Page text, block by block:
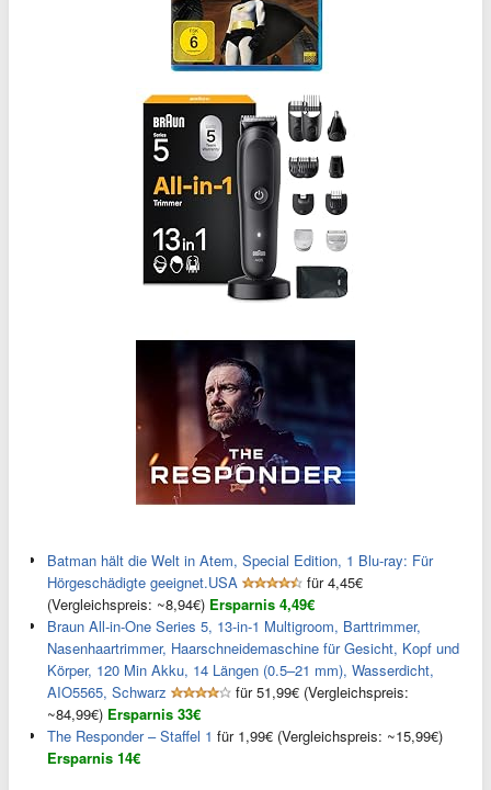
Batman hält die Welt in Atem, Special Edition, 1 Blu-ray: Für
Hörgeschädigte geeignet.USA
für 4,45€
(Vergleichspreis: ~8,94€) Ersparnis 4,49€
Braun All-in-One Series 5, 13-in-1 Multigroom, Barttrimmer,
Nasenhaartrimmer, Haarschneidemaschine für Gesicht, Kopf und
Körper, 120 Min Akku, 14 Längen (0.5–21 mm), Wasserdicht,
AIO5565, Schwarz
für 51,99€ (Vergleichspreis:
~84,99€) Ersparnis 33€
The Responder – Staffel 1 für 1,99€ (Vergleichspreis: ~15,99€)
Ersparnis 14€